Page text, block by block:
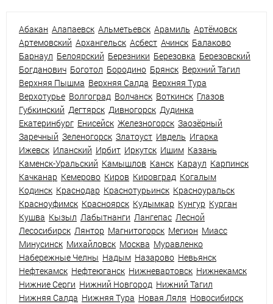
Абакан Алапаевск Альметьевск Арамиль Артёмовск
Артемовский Архангельск Асбест Ачинск Балаково
Барнаул Белоярский Березники Березовка Березовский
Богданович Боготол Бородино Брянск Верхний Тагил
Верхняя Пышма Верхняя Салда Верхняя Тура
Верхотурье Волгоград Волчанск Воткинск Глазов
Губкинский Дегтярск Дивногорск Дудинка
Екатеринбург Енисейск Железногорск Заозёрный
Заречный Зеленогорск Златоуст Ивдель Игарка
Ижевск Иланский Ирбит Иркутск Ишим Казань
Каменск-Уральский Камышлов Канск Караул Карпинск
Качканар Кемерово Киров Кировград Когалым
Кодинск Краснодар Краснотурьинск Красноуральск
Красноуфимск Красноярск Кудымкар Кунгур Курган
Кушва Кызыл Лабытнанги Лангепас Лесной
Лесосибирск Лянтор Магнитогорск Мегион Миасс
Минусинск Михайловск Москва Муравленко
Набережные Челны Надым Назарово Невьянск
Нефтекамск Нефтеюганск Нижневартовск Нижнекамск
Нижние Серги Нижний Новгород Нижний Тагил
Нижняя Салда Нижняя Тура Новая Ляля Новосибирск